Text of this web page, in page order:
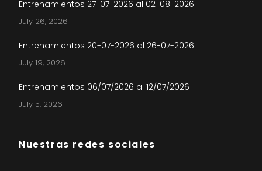
Entrenamientos 27-07-2026 al 02-08-2026
July 26, 2026
Entrenamientos 20-07-2026 al 26-07-2026
July 19, 2026
Entrenamientos 06/07/2026 al 12/07/2026
July 5, 2026
Nuestras redes sociales